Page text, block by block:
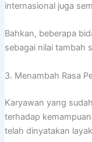
internasional juga
Bahkan, beberapa
sebagai nilai tambah
3. Menambah Rasa
Karyawan yang
terhadap
telah dinyatakan